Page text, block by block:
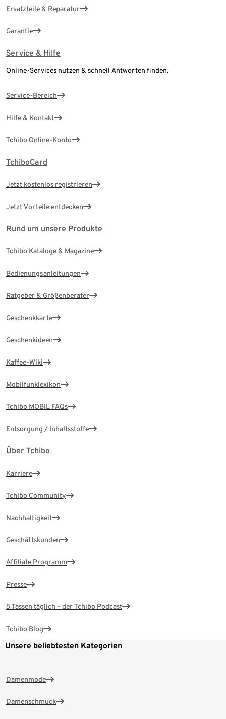
Ersatzteile & Reparatur
Garantie
Service & Hilfe
Online-Services nutzen & schnell Antworten finden.
Service-Bereich
Hilfe & Kontakt
Tchibo Online-Konto
TchiboCard
Jetzt kostenlos registrieren
Jetzt Vorteile entdecken
Rund um unsere Produkte
Tchibo Kataloge & Magazine
Bedienungsanleitungen
Ratgeber & Größenberater
Geschenkkarte
Geschenkideen
Kaffee-Wiki
Mobilfunklexikon
Tchibo MOBIL FAQs
Entsorgung / Inhaltsstoffe
Über Tchibo
Karriere
Tchibo Community
Nachhaltigkeit
Geschäftskunden
Affiliate Programm
Presse
5 Tassen täglich – der Tchibo Podcast
Tchibo Blog
Unsere beliebtesten Kategorien
Damenmode
Damenschmuck